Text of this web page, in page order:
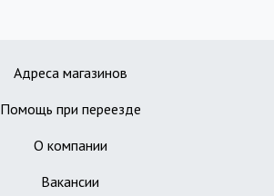
Адреса магазинов
Помощь при переезде
О компании
Вакансии